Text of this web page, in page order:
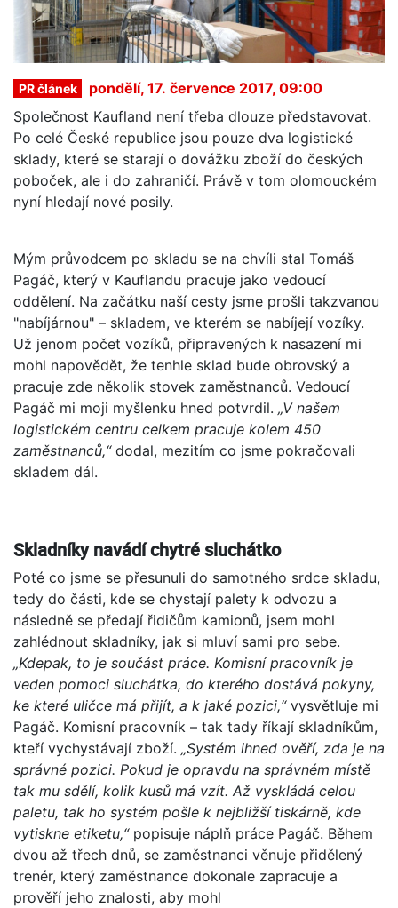
PR článek
pondělí, 17. července 2017, 09:00
Společnost Kaufland není třeba dlouze představovat.
Po celé České republice jsou pouze dva logistické
sklady, které se starají o dovážku zboží do českých
poboček, ale i do zahraničí. Právě v tom olomouckém
nyní hledají nové posily.
Mým průvodcem po skladu se na chvíli stal Tomáš
Pagáč, který v Kauflandu pracuje jako vedoucí
oddělení. Na začátku naší cesty jsme prošli takzvanou
"nabíjárnou" – skladem, ve kterém se nabíjejí vozíky.
Už jenom počet vozíků, připravených k nasazení mi
mohl napovědět, že tenhle sklad bude obrovský a
pracuje zde několik stovek zaměstnanců. Vedoucí
Pagáč mi moji myšlenku hned potvrdil. „V našem
logistickém centru celkem pracuje kolem 450
zaměstnanců,“dodal, mezitím co jsme pokračovali
skladem dál.
Skladníky navádí chytré sluchátko
Poté co jsme se přesunuli do samotného srdce skladu,
tedy do části, kde se chystají palety k odvozu a
následně se předají řidičům kamionů, jsem mohl
zahlédnout skladníky, jak si mluví sami pro sebe.
„Kdepak, to je součást práce. Komisní pracovník je
veden pomoci sluchátka, do kterého dostává pokyny,
ke které uličce má přijít, a k jaké pozici,“vysvětluje mi
Pagáč. Komisní pracovník – tak tady říkají skladníkům,
kteří vychystávají zboží. „Systém ihned ověří, zda je na
správné pozici. Pokud je opravdu na správném místě
tak mu sdělí, kolik kusů má vzít. Až vyskládá celou
paletu, tak ho systém pošle k nejbližší tiskárně, kde
vytiskne etiketu,“popisuje náplň práce Pagáč. Během
dvou až třech dnů, se zaměstnanci věnuje přidělený
trenér, který zaměstnance dokonale zapracuje a
prověří jeho znalosti, aby mohl